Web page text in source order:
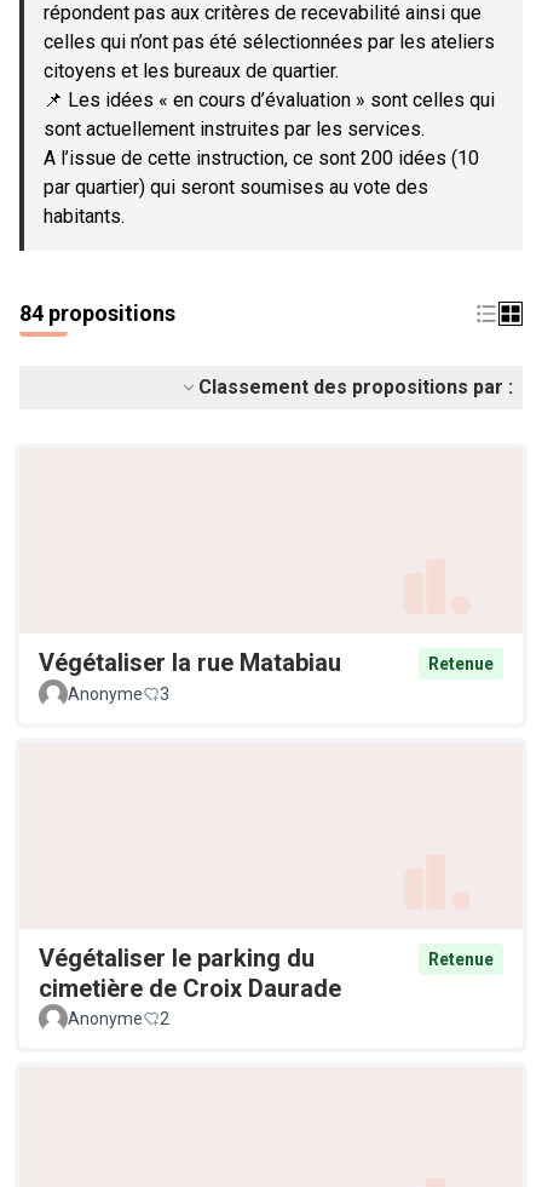
répondent pas aux critères de recevabilité ainsi que
celles qui n’ont pas été sélectionnées par les ateliers
citoyens et les bureaux de quartier.
📌 Les idées « en cours d’évaluation » sont celles qui
sont actuellement instruites par les services.
A l’issue de cette instruction, ce sont 200 idées (10
par quartier) qui seront soumises au vote des
habitants.
84 propositions
Classement des propositions par :
Végétaliser la rue Matabiau
Retenue
Anonyme
3
Végétaliser le parking du
cimetière de Croix Daurade
Retenue
Anonyme 2